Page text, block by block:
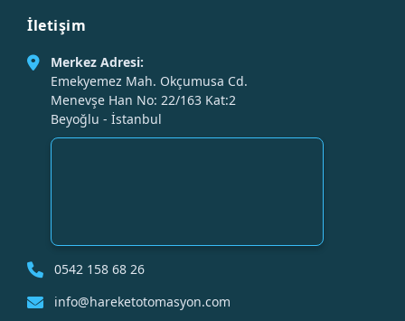
İletişim
Merkez Adresi:
Emekyemez Mah. Okçumusa Cd.
Menevşe Han No: 22/163 Kat:2
Beyoğlu - İstanbul
0542 158 68 26
info@hareketotomasyon.com